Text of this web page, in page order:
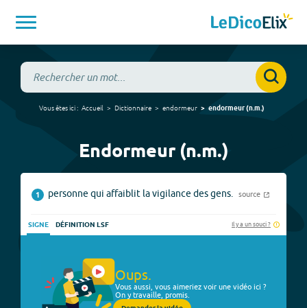
Vous êtes ici : Accueil Dictionnaire endormeur endormeur(n.m.)
Endormeur (n.m.)
1 personne qui affaiblit la vigilance des gens. source
SIGNE DÉFINITION LSF Il y a un souci ?
Oups.
Vous aussi, vous aimeriez voir une vidéo ici ?
On y travaille, promis.